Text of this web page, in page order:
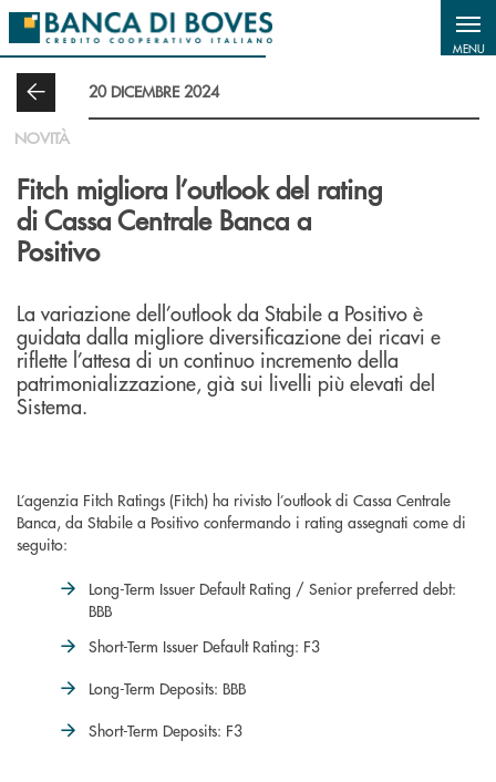
Salta al contenuto principale
MENU
20 DICEMBRE 2024
NOVITÀ
Fitch migliora l’outlook del rating
di Cassa Centrale Banca a
Positivo
La variazione dell’outlook da Stabile a Positivo è
guidata dalla migliore diversificazione dei ricavi e
riflette l’attesa di un continuo incremento della
patrimonializzazione, già sui livelli più elevati del
Sistema.
L’agenzia Fitch Ratings (Fitch) ha rivisto l’outlook di Cassa Centrale
Banca, da Stabile a Positivo confermando i rating assegnati come di
seguito:
Long-Term Issuer Default Rating / Senior preferred debt:
BBB
Short-Term Issuer Default Rating: F3
Long-Term Deposits: BBB
Short-Term Deposits: F3